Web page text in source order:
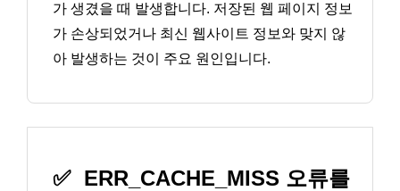
가 생겼을 때 발생합니다. 저장된 웹 페이지 정보
가 손상되었거나 최신 웹사이트 정보와 맞지 않
아 발생하는 것이 주요 원인입니다.
✅ ERR_CACHE_MISS 오류를